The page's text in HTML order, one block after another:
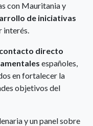
con Mauritania y
de iniciativas
interés.
directo
españoles,
en fortalecer la
objetivos del
y un panel sobre